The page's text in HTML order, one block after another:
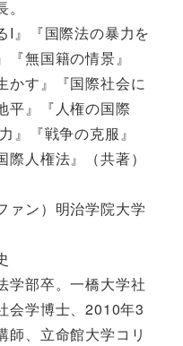
I』『国際法の暴力を
無国籍の情景』
かす』『国際社会に
平』『人権の国際
』『戦争の克服』
際人権法』（共著）
ン）明治学院大学
学部卒。一橋大学社
会学博士、2010年3
師、立命館大学コリ